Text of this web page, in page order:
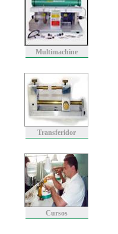
Multimachine
Transferidor
Cursos